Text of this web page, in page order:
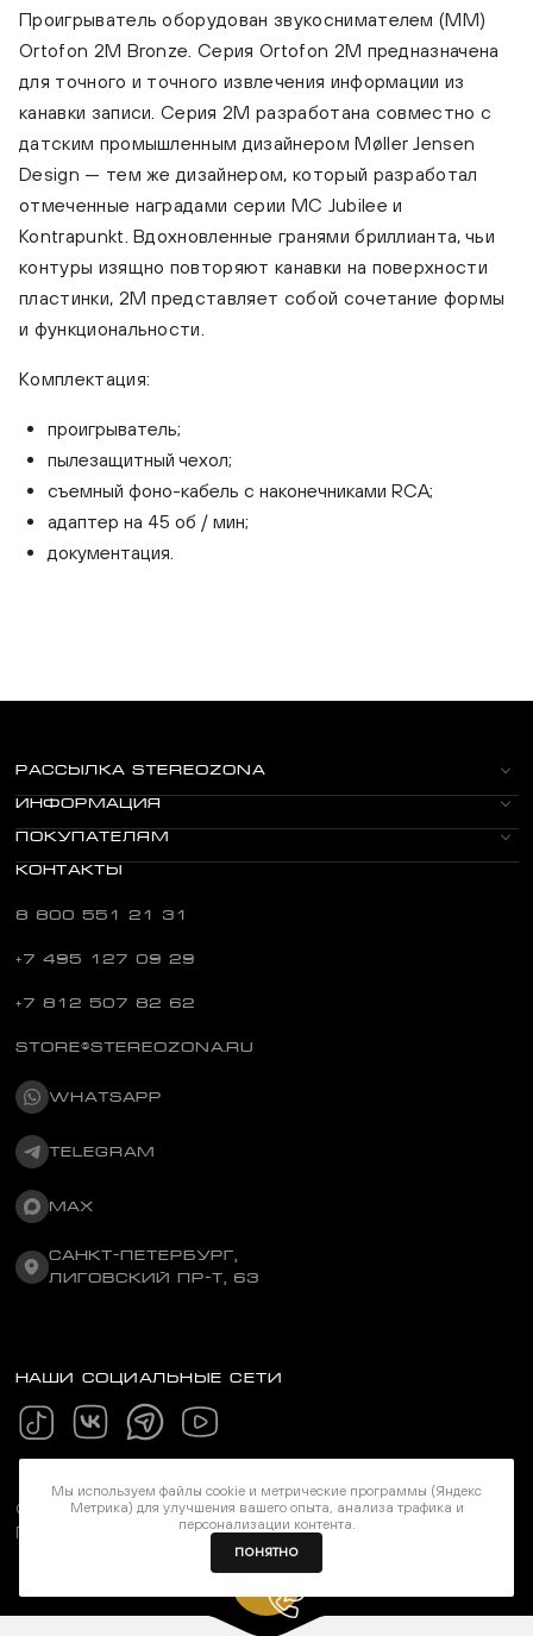
Проигрыватель оборудован звукоснимателем (ММ)
Ortofon 2M Bronze. Серия Ortofon 2M предназначена
для точного и точного извлечения информации из
канавки записи. Серия 2M разработана совместно с
датским промышленным дизайнером Møller Jensen
Design — тем же дизайнером, который разработал
отмеченные наградами серии MC Jubilee и
Kontrapunkt. Вдохновленные гранями бриллианта, чьи
контуры изящно повторяют канавки на поверхности
пластинки, 2M представляет собой сочетание формы
и функциональности.
Комплектация:
проигрыватель;
пылезащитный чехол;
съемный фоно-кабель с наконечниками RCA;
адаптер на 45 об / мин;
документация.
РАССЫЛКА STEREOZONA
ИНФОРМАЦИЯ
ПОКУПАТЕЛЯМ
КОНТАКТЫ
8 800 551 21 31
+7 495 127 09 29
+7 812 507 82 62
STORE@STEREOZONA.RU
WHATSAPP
TELEGRAM
MAX
САНКТ-ПЕТЕРБУРГ,
ЛИГОВСКИЙ ПР-Т, 63
НАШИ СОЦИАЛЬНЫЕ СЕТИ
©Stereozona 2026. Все права защищены
Политика конфиденциальности
Мы используем файлы cookie и метрические программы (Яндекс
Метрика) для улучшения вашего опыта, анализа трафика и
персонализации контента.
ПОНЯТНО